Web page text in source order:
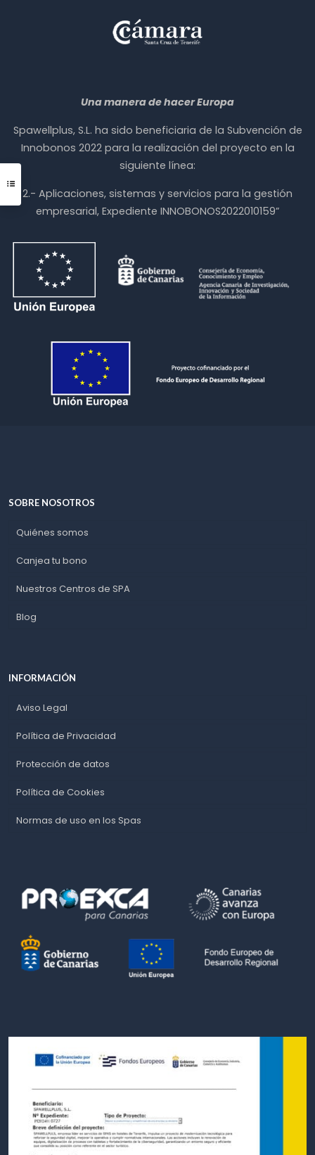
Una manera de hacer Europa
Spawellplus, S.L. ha sido beneficiaria de la Subvención de
Innobonos 2022 para la realización del proyecto en la
siguiente línea:
2.- Aplicaciones, sistemas y servicios para la gestión
empresarial, Expediente INNOBONOS2022010159”
SOBRE NOSOTROS
Quiénes somos
Canjea tu bono
Nuestros Centros de SPA
Blog
INFORMACIÓN
Aviso Legal
Política de Privacidad
Protección de datos
Política de Cookies
Normas de uso en los Spas